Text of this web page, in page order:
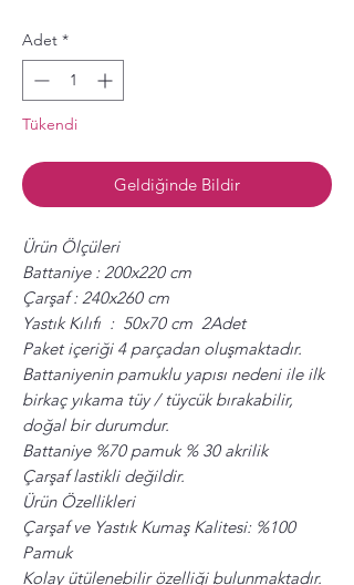
Adet *
Tükendi
Geldiğinde Bildir
Ürün Ölçüleri
Battaniye : 200x220 cm
Çarşaf : 240x260 cm
Yastık Kılıfı : 50x70 cm 2Adet
Paket içeriği 4 parçadan oluşmaktadır.
Battaniyenin pamuklu yapısı nedeni ile ilk
birkaç yıkama tüy / tüycük bırakabilir,
doğal bir durumdur.
Battaniye %70 pamuk % 30 akrilik
Çarşaf lastikli değildir.
Ürün Özellikleri
Çarşaf ve Yastık Kumaş Kalitesi: %100
Pamuk
Kolay ütülenebilir özelliği bulunmaktadır.